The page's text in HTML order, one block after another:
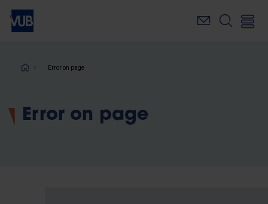
Skip
main
Breadcrumb
Error on page
Error on page